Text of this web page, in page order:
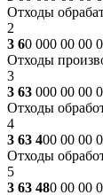
Отходы
2
3 60 000 00 00 0
Отходы
3
3 63 000 00 00 0
Отходы
4
3 63 400 00 00 0
Отходы
5
3 63 480 00 00 0